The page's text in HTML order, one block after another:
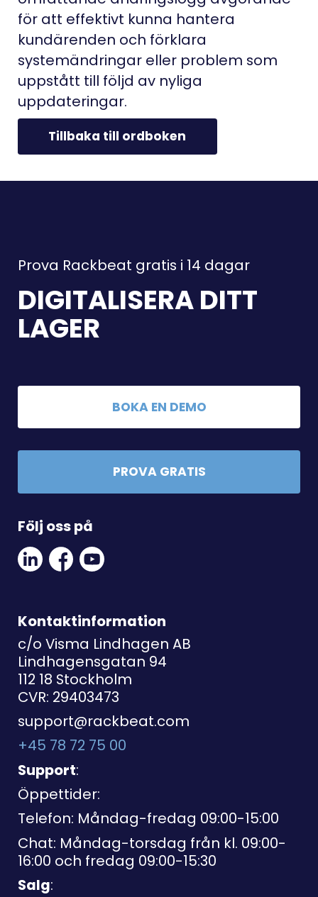
för att effektivt kunna hantera
kundärenden och förklara
systemändringar eller problem som
uppstått till följd av nyliga
uppdateringar.
Tillbaka till ordboken
Prova Rackbeat gratis i 14 dagar
DIGITALISERA DITT
LAGER
BOKA EN DEMO
PROVA GRATIS
Följ oss på
Linkedin
Social
Link
Facebook
Social
Link
Youtube
Link
Kontaktinformation
c/o Visma Lindhagen AB
Lindhagensgatan 94
112 18 Stockholm
CVR: 29403473
support@rackbeat.com
+45 78 72 75 00
Support:
Öppettider:
Telefon: Måndag-fredag 09:00-15:00
Chat: Måndag-torsdag från kl. 09:00-
16:00 och fredag 09:00-15:30
Salg: